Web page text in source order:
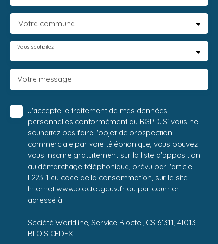
Votre commune
-
Vous souhaitez
Votre message
J'accepte le traitement de mes données
personnelles conformément au RGPD. Si vous ne
souhaitez pas faire l'objet de prospection
commerciale par voie téléphonique, vous pouvez
vous inscrire gratuitement sur la liste d'opposition
au démarchage téléphonique, prévu par l'article
L223-1 du code de la consommation, sur le site
Internet www.bloctel.gouv.fr ou par courrier
adressé à :
Société Worldline, Service Bloctel, CS 61311, 41013
BLOIS CEDEX.